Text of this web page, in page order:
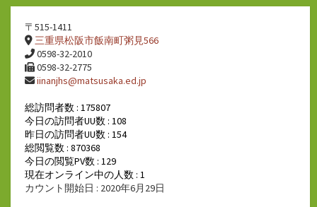
〒515-1411
三重県松阪市飯南町粥見566
0598-32-2010
0598-32-2775
iinanjhs@matsusaka.ed.jp
総訪問者数 : 175807
今日の訪問者UU数 : 108
昨日の訪問者UU数 : 154
総閲覧数 : 870368
今日の閲覧PV数 : 129
現在オンライン中の人数 : 1
カウント開始日 : 2020年6月29日